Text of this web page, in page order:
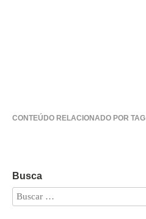
CONTEÚDO RELACIONADO POR TAG
Busca